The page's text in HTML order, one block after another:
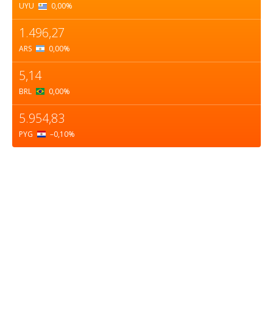
UYU 0,00%
1.496,27
ARS 0,00%
5,14
BRL 0,00%
5.954,83
PYG –0,10%